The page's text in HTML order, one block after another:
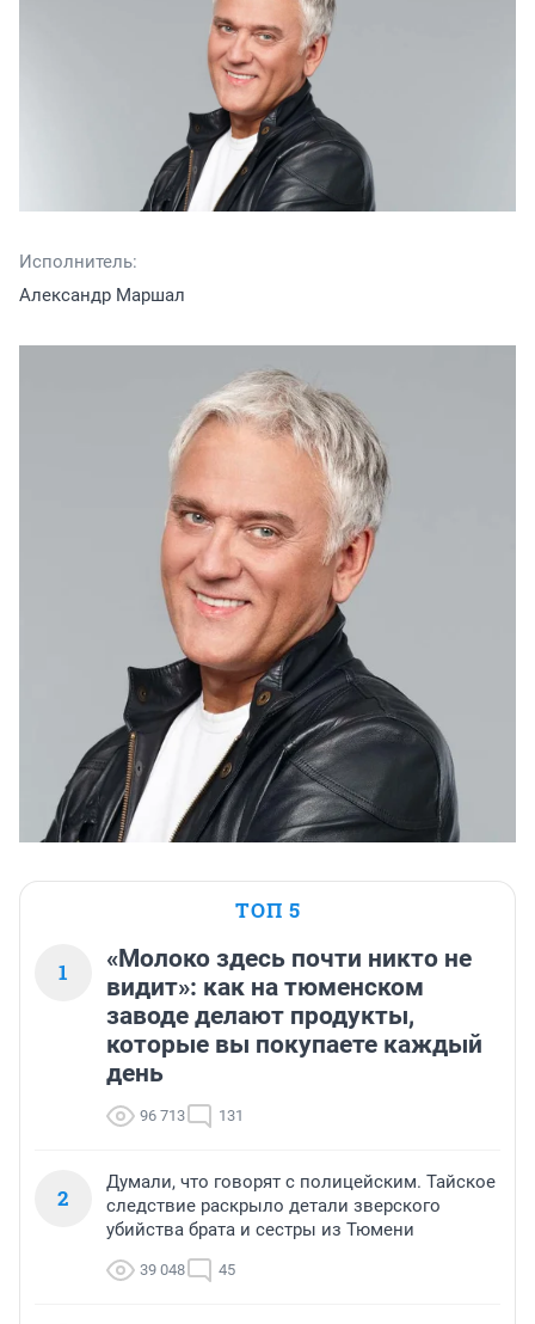
Исполнитель:
Александр Маршал
ТОП 5
1
«Молоко здесь почти никто не
видит»: как на тюменском
заводе делают продукты,
которые вы покупаете каждый
день
96 713 131
2
Думали, что говорят с полицейским. Тайское
следствие раскрыло детали зверского
убийства брата и сестры из Тюмени
39 048 45